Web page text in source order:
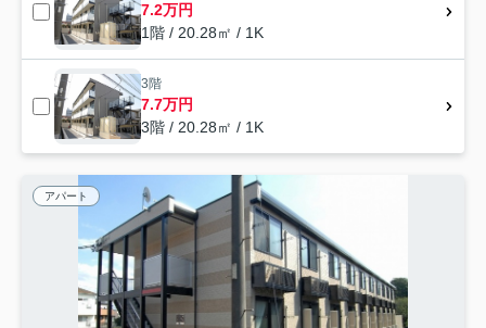
7.2万円
1階 / 20.28㎡ / 1K
3階
7.7万円
3階 / 20.28㎡ / 1K
アパート